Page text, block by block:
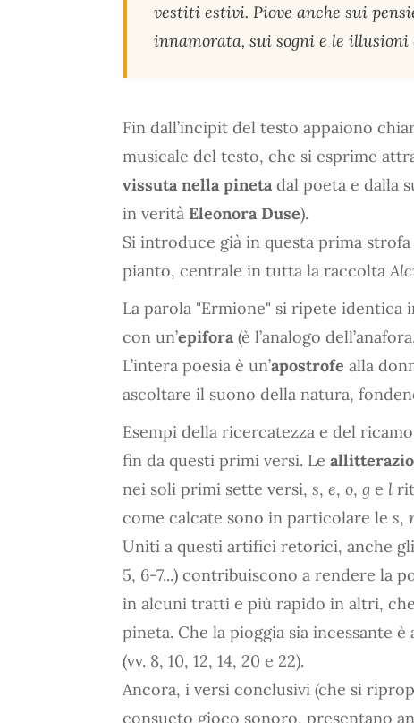
vestiti estivi. Piove anche sui
innamorata, sui sogni e le
Fin dall’incipit del testo appaiono
musicale del testo, che si esprime
vissuta nella pineta dal poeta e dalla
in verità Eleonora Duse).
Si introduce già in questa prima
pianto, centrale in tutta la raccolta
La parola "Ermione" si ripete
con un’epifora (è l’analogo
L’intera poesia è un’apostrofe alla
ascoltare il suono della natura,
Esempi della ricercatezza e del
fin da questi primi versi. Le
nei soli primi sette versi, s, e, o, g e l
come calcate sono in particolare le s,
Uniti a questi artifici retorici, anche gli
5, 6-7...) contribuiscono a rendere la
in alcuni tratti e più rapido in altri,
pineta. Che la pioggia sia incessante
(vv. 8, 10, 12, 14, 20 e 22).
Ancora, i versi conclusivi (che si
consueto gioco sonoro, presentano